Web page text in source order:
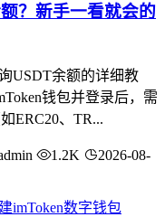
？新手一看就会的
USDT余额的详细教
钱包并登录后，需
ERC20、TR...
1.2K
2026-08-